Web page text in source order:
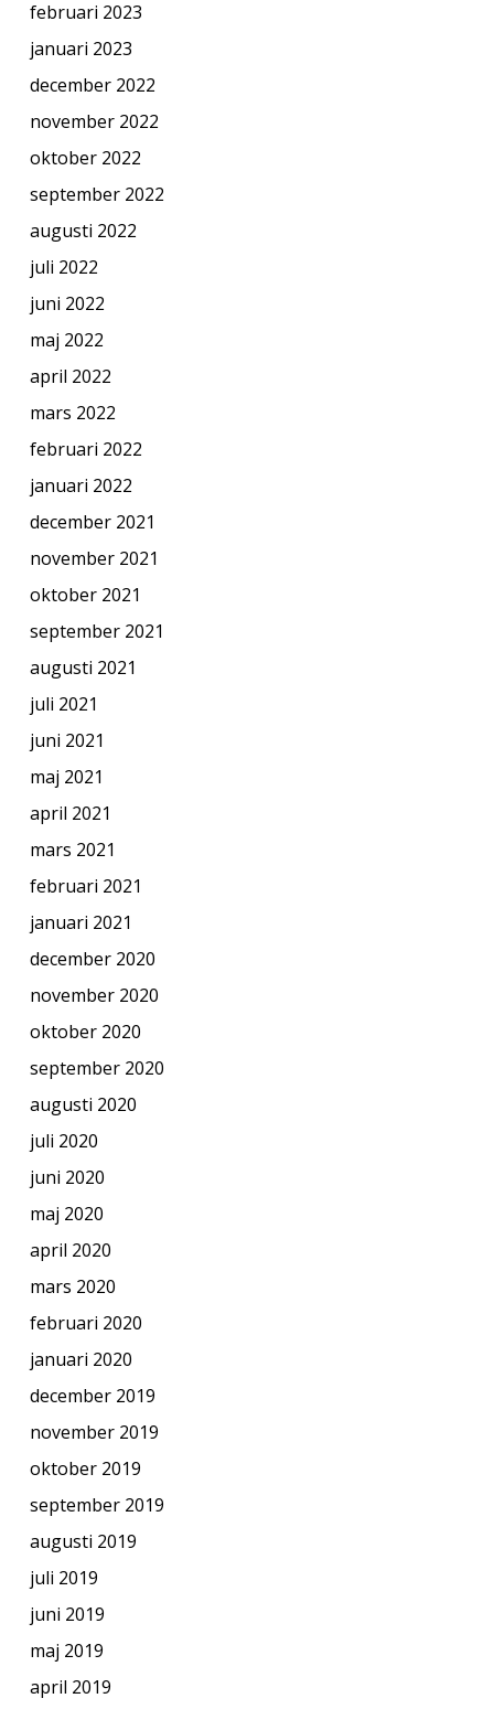
februari 2023
januari 2023
december 2022
november 2022
oktober 2022
september 2022
augusti 2022
juli 2022
juni 2022
maj 2022
april 2022
mars 2022
februari 2022
januari 2022
december 2021
november 2021
oktober 2021
september 2021
augusti 2021
juli 2021
juni 2021
maj 2021
april 2021
mars 2021
februari 2021
januari 2021
december 2020
november 2020
oktober 2020
september 2020
augusti 2020
juli 2020
juni 2020
maj 2020
april 2020
mars 2020
februari 2020
januari 2020
december 2019
november 2019
oktober 2019
september 2019
augusti 2019
juli 2019
juni 2019
maj 2019
april 2019